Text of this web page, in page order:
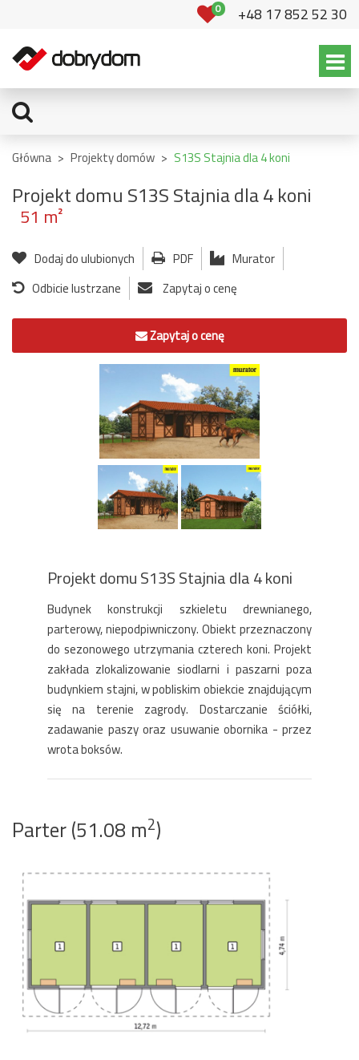
0 +48 17 852 52 30
Główna > Projekty domów > S13S Stajnia dla 4 koni
Projekt domu S13S Stajnia dla 4 koni
51 m²
Dodaj do ulubionych PDF
Murator
Odbicie lustrzane
Zapytaj o cenę
Zapytaj o cenę
Projekt domu S13S Stajnia dla 4 koni
Budynek konstrukcji szkieletu drewnianego,
parterowy, niepodpiwniczony. Obiekt przeznaczony
do sezonowego utrzymania czterech koni. Projekt
zakłada zlokalizowanie siodlarni i paszarni poza
budynkiem stajni, w pobliskim obiekcie znajdującym
się na terenie zagrody. Dostarczanie ściółki,
zadawanie paszy oraz usuwanie obornika - przez
wrota boksów.
Parter (51.08 m2)